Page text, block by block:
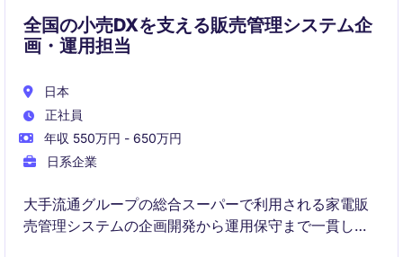
全国の小売DXを支える販売管理システム企
画・運用担当
日本
正社員
年収 550万円 - 650万円
日系企業
大手流通グループの総合スーパーで利用される家電販
売管理システムの企画開発から運用保守まで一貫して